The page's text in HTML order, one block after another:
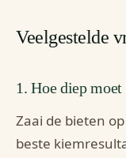
Veelgestelde
1. Hoe diep
Zaai de bieten
beste